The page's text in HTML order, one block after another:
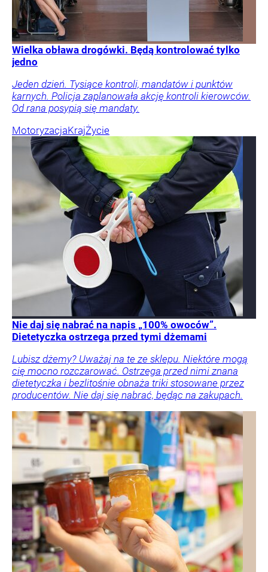
Wielka obława drogówki. Będą kontrolować tylko
jedno
Jeden dzień. Tysiące kontroli, mandatów i punktów
karnych. Policja zaplanowała akcję kontroli kierowców.
Od rana posypią się mandaty.
MotoryzacjaKrajŻycie
Nie daj się nabrać na napis „100% owoców”.
Dietetyczka ostrzega przed tymi dżemami
Lubisz dżemy? Uważaj na te ze sklepu. Niektóre mogą
cię mocno rozczarować. Ostrzega przed nimi znana
dietetyczka i bezlitośnie obnaża triki stosowane przez
producentów. Nie daj się nabrać, będąc na zakupach.